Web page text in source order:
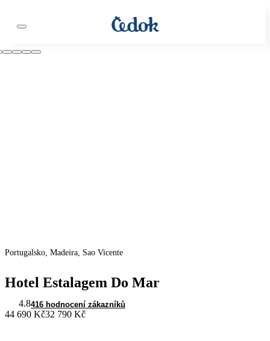
Portugalsko, Madeira, Sao Vicente
Hotel Estalagem Do Mar
4.8416 hodnocení zákazníků
44 690 Kč32 790 Kč